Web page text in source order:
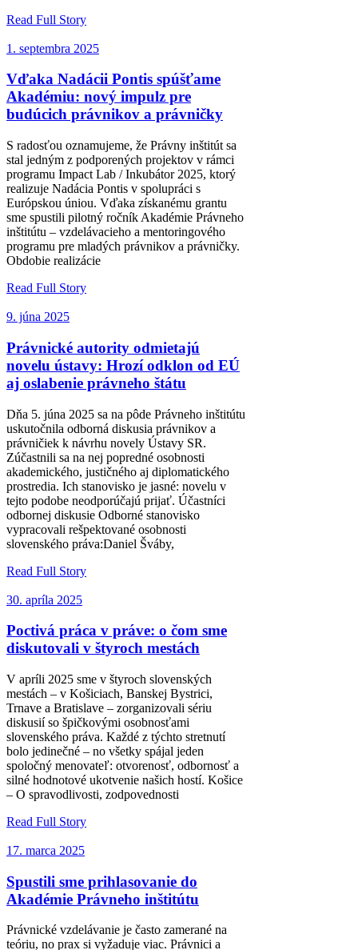
Read Full Story
1. septembra 2025
Vďaka Nadácii Pontis spúšťame
Akadémiu: nový impulz pre
budúcich právnikov a právničky
S radosťou oznamujeme, že Právny inštitút sa
stal jedným z podporených projektov v rámci
programu Impact Lab / Inkubátor 2025, ktorý
realizuje Nadácia Pontis v spolupráci s
Európskou úniou. Vďaka získanému grantu
sme spustili pilotný ročník Akadémie Právneho
inštitútu – vzdelávacieho a mentoringového
programu pre mladých právnikov a právničky.
Obdobie realizácie
Read Full Story
9. júna 2025
Právnické autority odmietajú
novelu ústavy: Hrozí odklon od EÚ
aj oslabenie právneho štátu
Dňa 5. júna 2025 sa na pôde Právneho inštitútu
uskutočnila odborná diskusia právnikov a
právničiek k návrhu novely Ústavy SR.
Zúčastnili sa na nej popredné osobnosti
akademického, justičného aj diplomatického
prostredia. Ich stanovisko je jasné: novelu v
tejto podobe neodporúčajú prijať. Účastníci
odbornej diskusie Odborné stanovisko
vypracovali rešpektované osobnosti
slovenského práva:Daniel Šváby,
Read Full Story
30. apríla 2025
Poctivá práca v práve: o čom sme
diskutovali v štyroch mestách
V apríli 2025 sme v štyroch slovenských
mestách – v Košiciach, Banskej Bystrici,
Trnave a Bratislave – zorganizovali sériu
diskusií so špičkovými osobnosťami
slovenského práva. Každé z týchto stretnutí
bolo jedinečné – no všetky spájal jeden
spoločný menovateľ: otvorenosť, odbornosť a
silné hodnotové ukotvenie našich hostí. Košice
– O spravodlivosti, zodpovednosti
Read Full Story
17. marca 2025
Spustili sme prihlasovanie do
Akadémie Právneho inštitútu
Právnické vzdelávanie je často zamerané na
teóriu, no prax si vyžaduje viac. Právnici a